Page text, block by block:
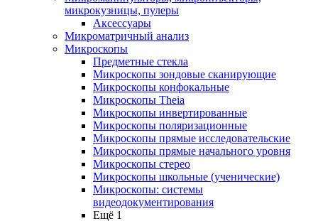
микрокузницы, пулеры
Аксессуары
Микроматричный анализ
Микроскопы
Предметные стекла
Микроскопы зондовые сканирующие
Микроскопы конфокальные
Микроскопы Theia
Микроскопы инвертированные
Микроскопы поляризационные
Микроскопы прямые исследовательские
Микроскопы прямые начального уровня
Микроскопы стерео
Микроскопы школьные (ученические)
Микроскопы: системы
видеодокументирования
Ещё 1